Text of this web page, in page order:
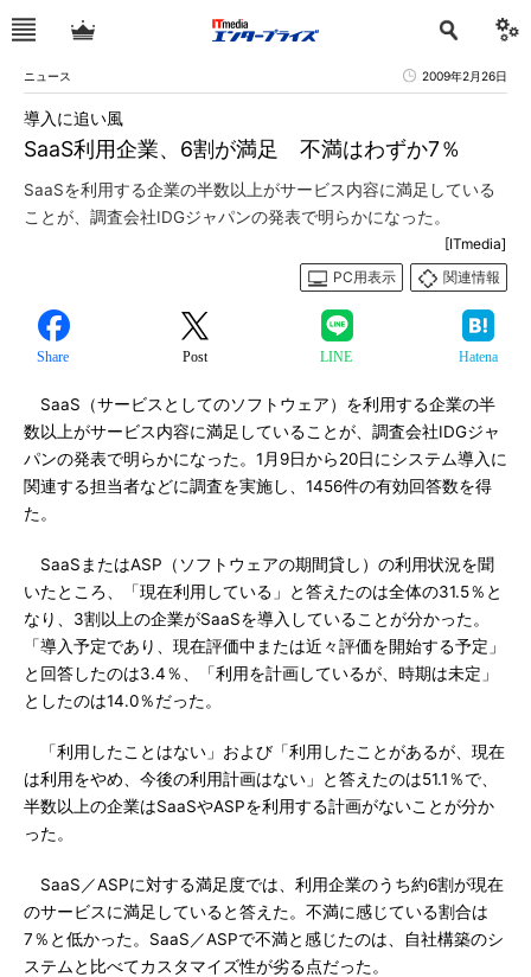
ニュース 2009年2月26日
SaaS利用企業、6割が満足 不満はわずか7％
導入に追い風
SaaSを利用する企業の半数以上がサービス内容に満足している
ことが、調査会社IDGジャパンの発表で明らかになった。
[ITmedia]
PC用表示
関連情報
Share Post LINE Hatena
SaaS（サービスとしてのソフトウェア）を利用する企業の半
数以上がサービス内容に満足していることが、調査会社IDGジャ
パンの発表で明らかになった。1月9日から20日にシステム導入に
関連する担当者などに調査を実施し、1456件の有効回答数を得
た。
SaaSまたはASP（ソフトウェアの期間貸し）の利用状況を聞
いたところ、「現在利用している」と答えたのは全体の31.5％と
なり、3割以上の企業がSaaSを導入していることが分かった。
「導入予定であり、現在評価中または近々評価を開始する予定」
と回答したのは3.4％、「利用を計画しているが、時期は未定」
としたのは14.0％だった。
「利用したことはない」および「利用したことがあるが、現在
は利用をやめ、今後の利用計画はない」と答えたのは51.1％で、
半数以上の企業はSaaSやASPを利用する計画がないことが分か
った。
SaaS／ASPに対する満足度では、利用企業のうち約6割が現在
のサービスに満足していると答えた。不満に感じている割合は
7％と低かった。SaaS／ASPで不満と感じたのは、自社構築のシ
ステムと比べてカスタマイズ性が劣る点だった。